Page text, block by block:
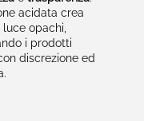
acidata crea
opachi,
i prodotti
discrezione ed